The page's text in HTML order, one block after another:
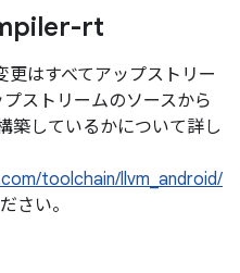
rt
更はすべてアップストリー
ストリームのソースから
築しているかについて詳し
toolchain/llvm_android/
さい。